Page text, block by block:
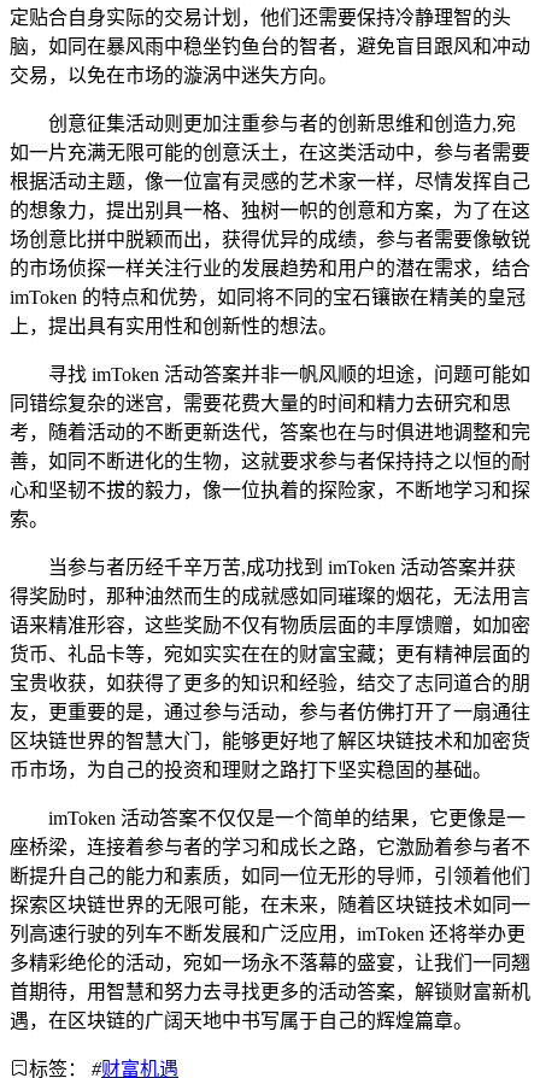
定贴合自身实际的交易计划，他们还需要保持冷静理智的头
脑，如同在暴风雨中稳坐钓鱼台的智者，避免盲目跟风和冲动
交易，以免在市场的漩涡中迷失方向。
创意征集活动则更加注重参与者的创新思维和创造力,宛
如一片充满无限可能的创意沃土，在这类活动中，参与者需要
根据活动主题，像一位富有灵感的艺术家一样，尽情发挥自己
的想象力，提出别具一格、独树一帜的创意和方案，为了在这
场创意比拼中脱颖而出，获得优异的成绩，参与者需要像敏锐
的市场侦探一样关注行业的发展趋势和用户的潜在需求，结合
imToken 的特点和优势，如同将不同的宝石镶嵌在精美的皇冠
上，提出具有实用性和创新性的想法。
寻找 imToken 活动答案并非一帆风顺的坦途，问题可能如
同错综复杂的迷宫，需要花费大量的时间和精力去研究和思
考，随着活动的不断更新迭代，答案也在与时俱进地调整和完
善，如同不断进化的生物，这就要求参与者保持持之以恒的耐
心和坚韧不拔的毅力，像一位执着的探险家，不断地学习和探
索。
当参与者历经千辛万苦,成功找到 imToken 活动答案并获
得奖励时，那种油然而生的成就感如同璀璨的烟花，无法用言
语来精准形容，这些奖励不仅有物质层面的丰厚馈赠，如加密
货币、礼品卡等，宛如实实在在的财富宝藏；更有精神层面的
宝贵收获，如获得了更多的知识和经验，结交了志同道合的朋
友，更重要的是，通过参与活动，参与者仿佛打开了一扇通往
区块链世界的智慧大门，能够更好地了解区块链技术和加密货
币市场，为自己的投资和理财之路打下坚实稳固的基础。
imToken 活动答案不仅仅是一个简单的结果，它更像是一
座桥梁，连接着参与者的学习和成长之路，它激励着参与者不
断提升自己的能力和素质，如同一位无形的导师，引领着他们
探索区块链世界的无限可能，在未来，随着区块链技术如同一
列高速行驶的列车不断发展和广泛应用，imToken 还将举办更
多精彩绝伦的活动，宛如一场永不落幕的盛宴，让我们一同翘
首期待，用智慧和努力去寻找更多的活动答案，解锁财富新机
遇，在区块链的广阔天地中书写属于自己的辉煌篇章。
标签： #财富机遇